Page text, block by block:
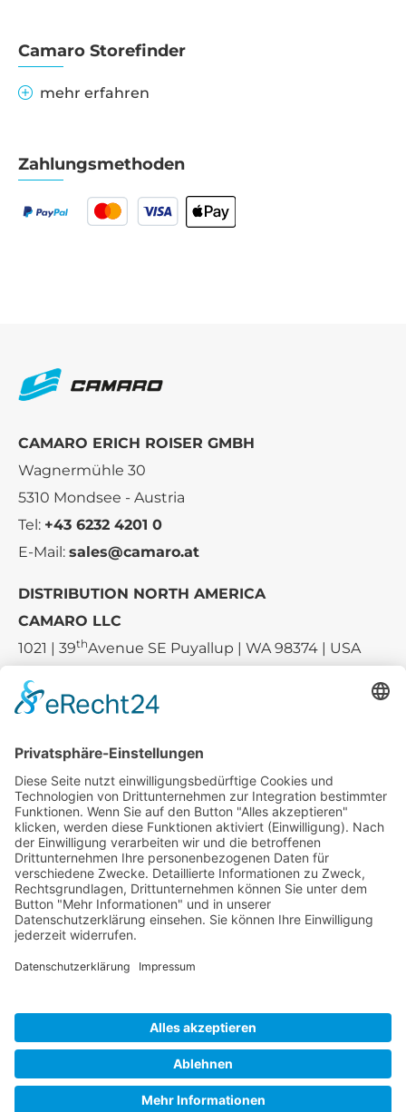
Camaro Storefinder
mehr erfahren
Zahlungsmethoden
CAMARO ERICH ROISER GMBH
Wagnermühle 30
5310 Mondsee - Austria
Tel: +43 6232 4201 0
E-Mail: sales@camaro.at
DISTRIBUTION NORTH AMERICA
CAMARO LLC
1021 | 39thAvenue SE Puyallup | WA 98374 | USA
Tel.:+1 253-867-57 35
Unternehmen
Service
Media
© 2026 - Camaro Erich Roiser GmbH
AGB Impressum